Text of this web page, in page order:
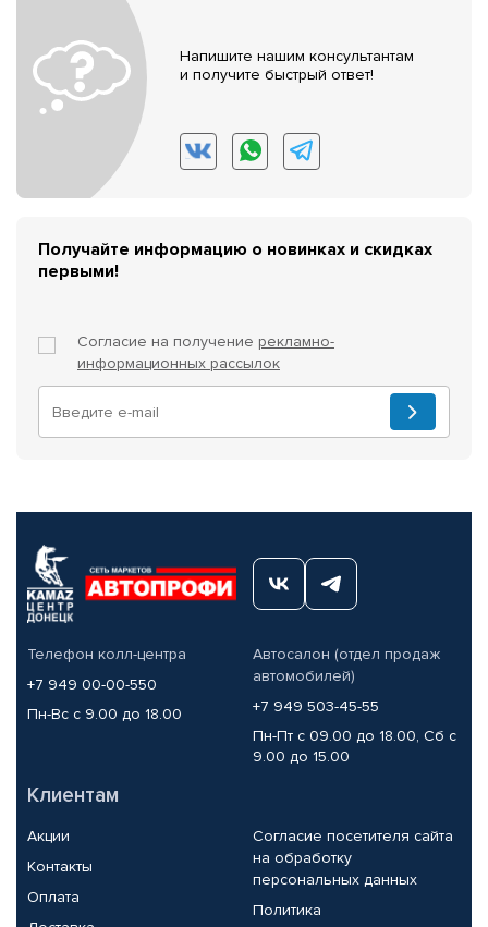
Напишите нашим консультантам
и получите быстрый ответ!
Получайте информацию о новинках и скидках
первыми!
Согласие на получение рекламно-
информационных рассылок
Телефон колл-центра
+7 949 00-00-550
Пн-Вс с 9.00 до 18.00
Автосалон (отдел продаж
автомобилей)
+7 949 503-45-55
Пн-Пт с 09.00 до 18.00, Сб с
9.00 до 15.00
Клиентам
Акции
Контакты
Оплата
Согласие посетителя сайта
на обработку
персональных данных
Политика